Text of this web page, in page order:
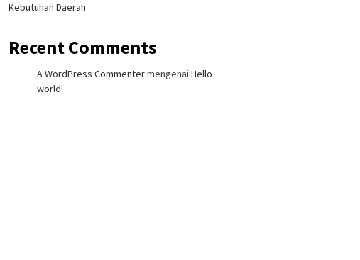
Kebutuhan Daerah
Recent Comments
A WordPress CommentermengenaiHello
world!